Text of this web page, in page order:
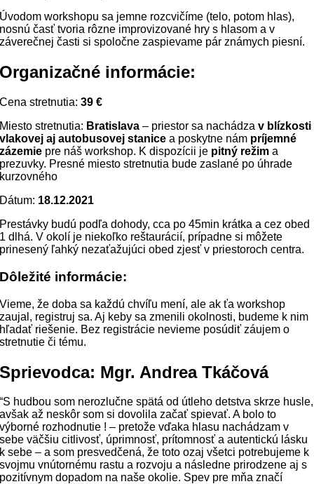
Úvodom workshopu sa jemne rozcvičíme (telo, potom hlas),
nosnú časť tvoria rôzne improvizované hry s hlasom a v
záverečnej časti si spoločne zaspievame pár známych piesní.
Organizačné informácie:
Cena stretnutia:39 €
Miesto stretnutia: Bratislava – priestor sa nachádzav blízkosti
vlakovej aj autobusovej stanice a poskytne nám príjemné
zázemie pre náš workshop. K dispozícii je pitný režim a
prezuvky. Presné miesto stretnutia bude zaslané po úhrade
kurzovného
Dátum: 18.12.2021
Prestávky budú podľa dohody, cca po 45min krátka a cez obed
1 dlhá. V okolí je niekoľko reštaurácií, prípadne si môžete
prinesený ľahký nezaťažujúci obed zjesť v priestoroch centra.
Dôležité informácie:
Vieme, že doba sa každú chvíľu mení, ale ak ťa workshop
zaujal, registruj sa. Aj keby sa zmenili okolnosti, budeme k nim
hľadať riešenie. Bez registrácie nevieme posúdiť záujem o
stretnutie či tému.
Sprievodca: Mgr. Andrea Tkáčová
“S hudbou som nerozlučne spätá od útleho detstva skrze husle,
avšak až neskôr som si dovolila začať spievať. A bolo to
výborné rozhodnutie ! – pretože vďaka hlasu nachádzam v
sebe väčšiu citlivosť, úprimnosť, prítomnosť a autentickú lásku
k sebe – a som presvedčená, že toto ozaj všetci potrebujeme k
svojmu vnútornému rastu a rozvoju a následne prirodzene aj s
pozitívnym dopadom na naše okolie. Spev pre mňa značí